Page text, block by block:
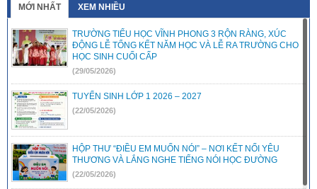
MỚI NHẤT XEM NHIỀU
TRƯỜNG TIỂU HỌC VĨNH PHONG 3 RỘN RÀNG, XÚC
ĐỘNG LỄ TỔNG KẾT NĂM HỌC VÀ LỄ RA TRƯỜNG CHO
HỌC SINH CUỐI CẤP
(29/05/2026)
TUYỂN SINH LỚP 1 2026 – 2027
(22/05/2026)
HỘP THƯ “ĐIỀU EM MUỐN NÓI” – NƠI KẾT NỐI YÊU
THƯƠNG VÀ LẮNG NGHE TIẾNG NÓI HỌC ĐƯỜNG
(22/05/2026)